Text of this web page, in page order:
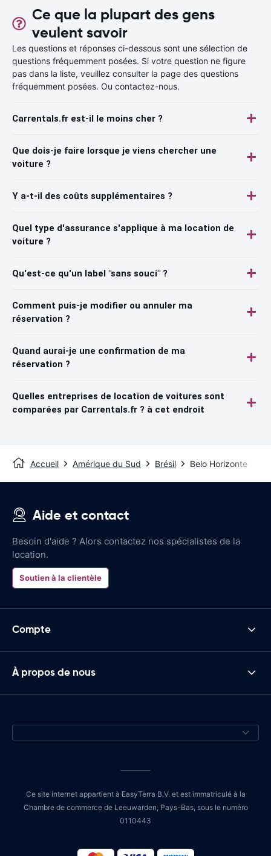
Ce que la plupart des gens
veulent savoir
Les questions et réponses ci-dessous sont une sélection de
questions fréquemment posées. Si votre question ne figure
pas dans la liste, veuillez consulter la page des questions
fréquemment posées. Ou contactez-nous.
Carrentals.fr est-il le moins cher ?
Que dois-je faire lorsque je viens chercher une
voiture ?
Y a-t-il des coûts supplémentaires ?
Quel type d'assurance s'applique à ma location de
voiture ?
Qu'est-ce qu'un label "sans souci" ?
Comment puis-je modifier ou annuler ma
réservation ?
Quand aurai-je une confirmation de ma
réservation ?
Quelles entreprises de location de voitures sont
comparées par Carrentals.fr ? à cet endroit
Accueil Amérique du Sud Brésil Belo Horizonte
Aide et contact
Besoin d'aide ? Alors contactez nos spécialistes de la
location.
Soutien à la clientèle
Compte
À propos de nous
Ce site internet appartient à EasyTerra B.V. et est immatriculé à la
Chambre de commerce de Leeuwarden, Pays-Bas, sous le numéro
0110443